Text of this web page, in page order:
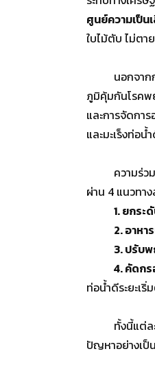
ศูนย์ความเป็น
ใบไม้ตับ ไม่ตา
นอกจากกา
ภูมิคุ้มกันโรคพ
และการจัดกา
และมะเร็งท่อ
ความร่วมมือ
ผ่าน 4 แนวทา
1. ยกระ
2. อาห
3. ปรับ
4. คัดกร
ท่อน้ำดีระยะเริ่
ทั้งนี้แต่ละหน่
ปัญหาอย่างเป็